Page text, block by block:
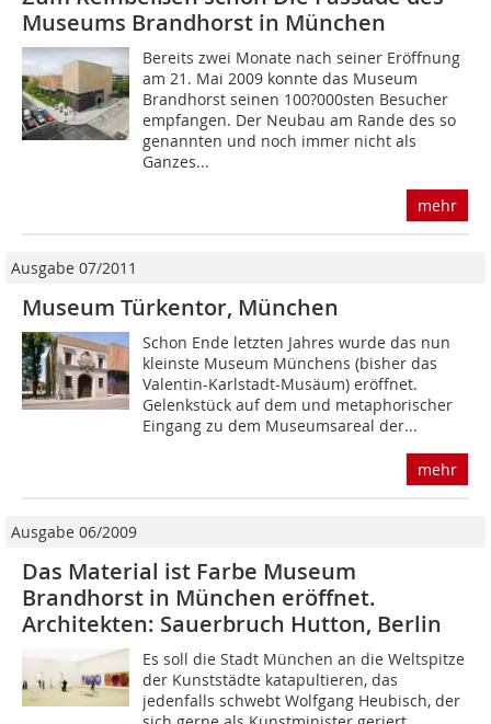
Museums Brandhorst in München
Bereits zwei Monate nach seiner Eröffnung
am 21. Mai 2009 konnte das Museum
Brandhorst seinen 100?000sten Besucher
empfangen. Der Neubau am Rande des so
genannten und noch immer nicht als
Ganzes...
mehr
Ausgabe 07/2011
Museum Türkentor, München
Schon Ende letzten Jahres wurde das nun
kleinste Museum Münchens (bisher das
Valentin-Karlstadt-Musäum) eröffnet.
Gelenkstück auf dem und metaphorischer
Eingang zu dem Museums­areal der...
mehr
Ausgabe 06/2009
Das Material ist Farbe Museum
Brandhorst in München eröffnet.
Architekten: Sauerbruch Hutton, Berlin
Es soll die Stadt München an die Weltspitze
der Kunststädte katapultieren, das
jedenfalls schwebt Wolfgang Heubisch, der